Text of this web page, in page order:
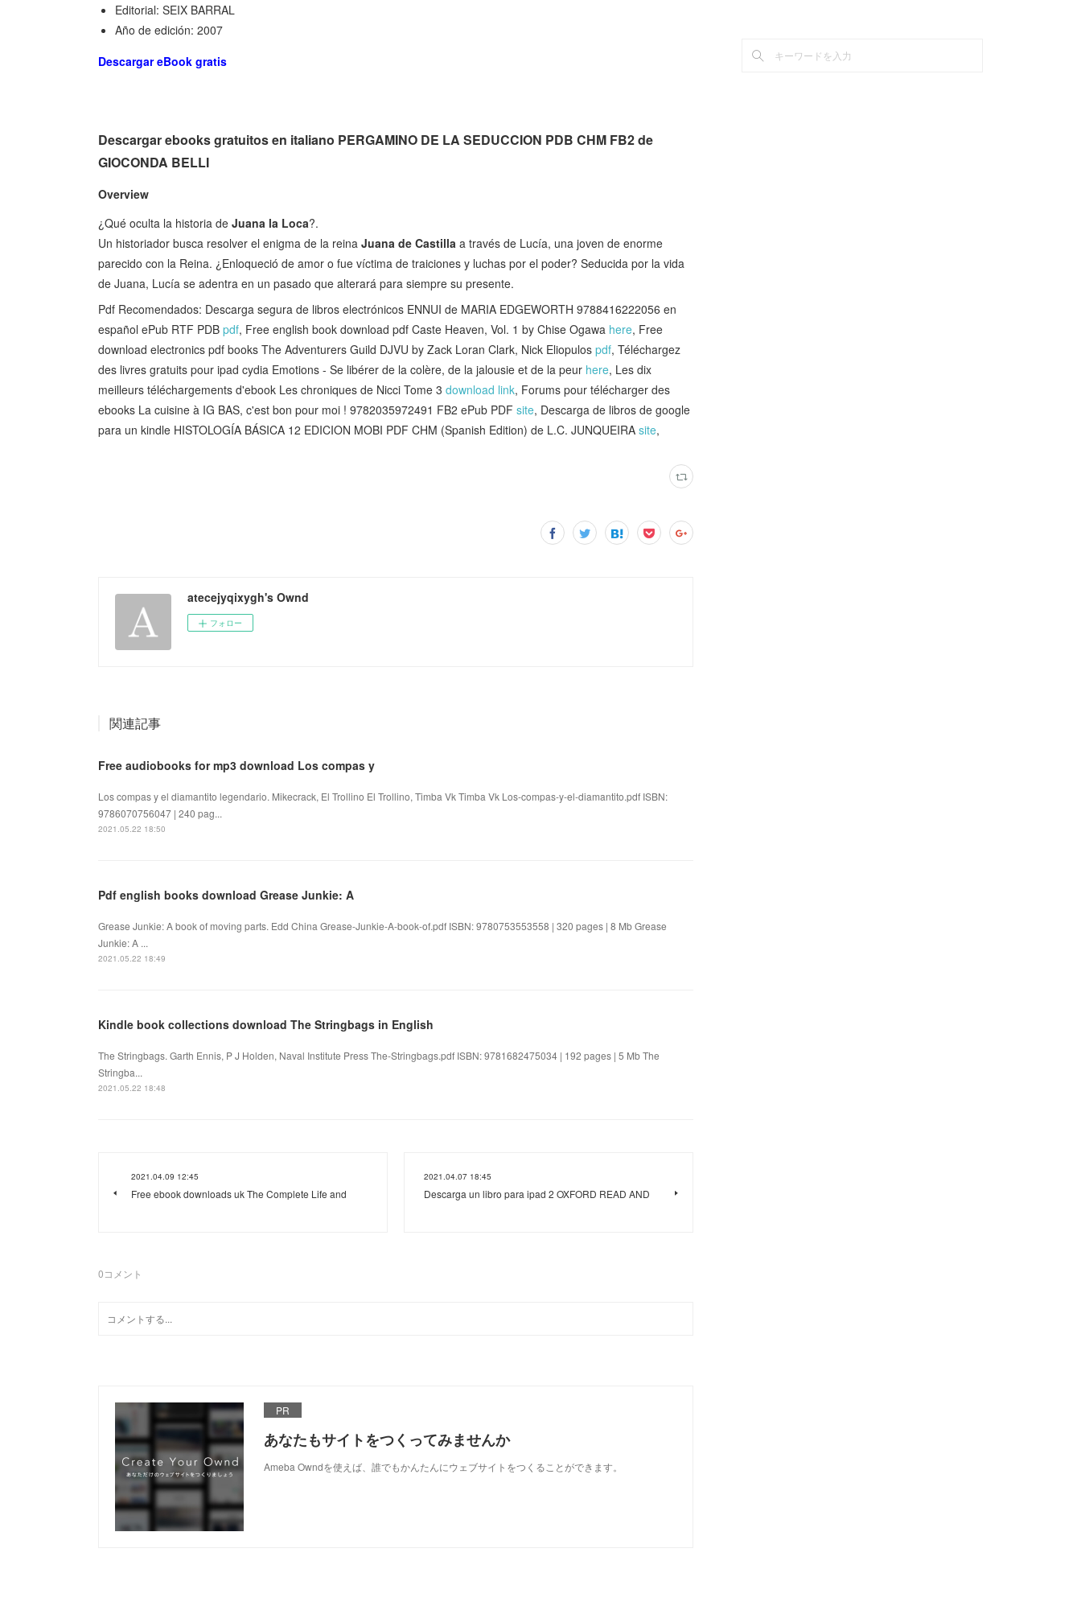
Editorial: SEIX BARRAL
Año de edición: 2007
Descargar eBook gratis
Descargar ebooks gratuitos en italiano PERGAMINO DE LA SEDUCCION PDB CHM FB2 de
GIOCONDA BELLI
Overview
¿Qué oculta la historia de Juana la Loca?.
Un historiador busca resolver el enigma de la reina Juana de Castilla a través de Lucía, una joven de enorme
parecido con la Reina. ¿Enloqueció de amor o fue víctima de traiciones y luchas por el poder? Seducida por la vida
de Juana, Lucía se adentra en un pasado que alterará para siempre su presente.
Pdf Recomendados: Descarga segura de libros electrónicos ENNUI de MARIA EDGEWORTH 9788416222056 en
español ePub RTF PDB pdf, Free english book download pdf Caste Heaven, Vol. 1 by Chise Ogawa here, Free
download electronics pdf books The Adventurers Guild DJVU by Zack Loran Clark, Nick Eliopulos pdf, Téléchargez
des livres gratuits pour ipad cydia Emotions - Se libérer de la colère, de la jalousie et de la peur here, Les dix
meilleurs téléchargements d'ebook Les chroniques de Nicci Tome 3 download link, Forums pour télécharger des
ebooks La cuisine à IG BAS, c'est bon pour moi ! 9782035972491 FB2 ePub PDF site, Descarga de libros de google
para un kindle HISTOLOGÍA BÁSICA 12 EDICION MOBI PDF CHM (Spanish Edition) de L.C. JUNQUEIRA site,
atecejyqixygh's Ownd
フォロー
関連記事
Free audiobooks for mp3 download Los compas y
Los compas y el diamantito legendario. Mikecrack, El Trollino El Trollino, Timba Vk Timba Vk Los-compas-y-el-diamantito.pdf ISBN:
9786070756047 | 240 pag...
2021.05.22 18:50
Pdf english books download Grease Junkie: A
Grease Junkie: A book of moving parts. Edd China Grease-Junkie-A-book-of.pdf ISBN: 9780753553558 | 320 pages | 8 Mb Grease
Junkie: A ...
2021.05.22 18:49
Kindle book collections download The Stringbags in English
The Stringbags. Garth Ennis, P J Holden, Naval Institute Press The-Stringbags.pdf ISBN: 9781682475034 | 192 pages | 5 Mb The
Stringba...
2021.05.22 18:48
2021.04.09 12:45
Free ebook downloads uk The Complete Life and
2021.04.07 18:45
Descarga un libro para ipad 2 OXFORD READ AND
0コメント
PR
あなたもサイトをつくってみませんか
Ameba Owndを使えば、誰でもかんたんにウェブサイトをつくることができます。
((